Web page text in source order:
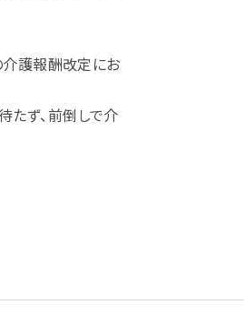
介護報酬改定にお
たず、前倒しで介